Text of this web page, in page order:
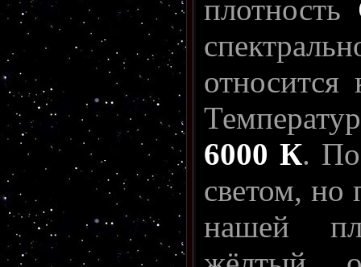
плотность
6000 К.
светом, но
нашей